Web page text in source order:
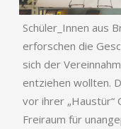
Schüler_Innen aus
erforschen die
sich der
entziehen wollten.
vor ihrer „Haustür“
Freiraum für